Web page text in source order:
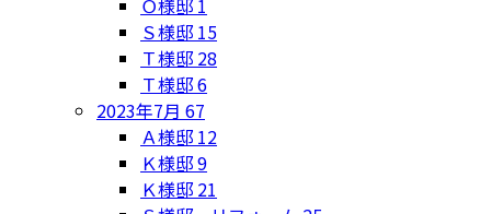
Ｏ様邸 1
Ｓ様邸 15
Ｔ様邸 28
Ｔ様邸6
2023年7月 67
Ａ様邸 12
Ｋ様邸9
Ｋ様邸 21